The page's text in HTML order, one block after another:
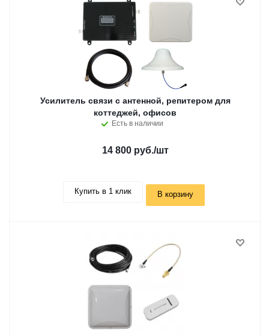
Усилитель связи с антенной, репитером для
коттеджей, офисов
Есть в наличии
14 800 руб./шт
Купить в 1 клик В корзину